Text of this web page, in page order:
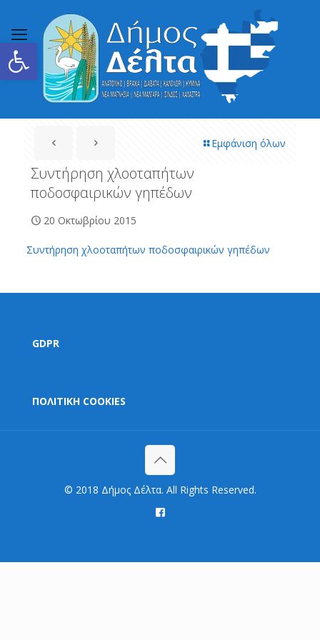
Ανοίξτε τη γραμμή εργαλείων
Εμφάνιση όλων
Συντήρηση χλοοταπήτων
ποδοσφαιρικών γηπέδων
20 Οκτωβρίου 2015
Συντήρηση χλοοταπήτων ποδοσφαιρικών γηπέδων
GDPR
ΠΟΛΙΤΙΚΗ COOKIES
© 2018 Δήμος Δέλτα. All Rights Reserved.